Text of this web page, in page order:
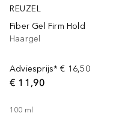
REUZEL
Fiber Gel Firm Hold
Haargel
Adviesprijs* € 16,50
€ 11,90
100 ml